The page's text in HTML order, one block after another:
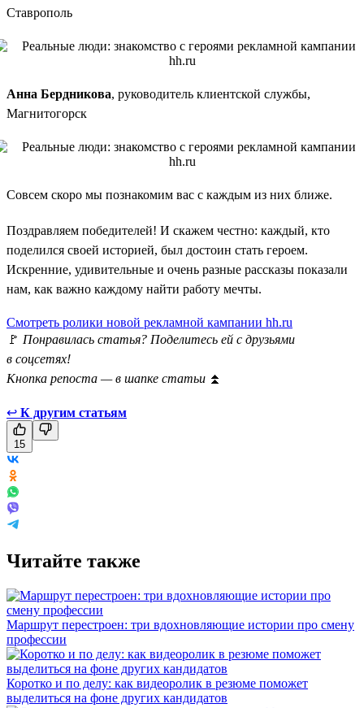
Ставрополь
Анна Бердникова, руководитель клиентской службы,
Магнитогорск
Совсем скоро мы познакомим вас с каждым из них ближе.
Поздравляем победителей! И скажем честно: каждый, кто
поделился своей историей, был достоин стать героем.
Искренние, удивительные и очень разные рассказы показали
нам, как важно каждому найти работу мечты.
Смотреть ролики новой рекламной кампании hh.ru
🚩 Понравилась статья? Поделитесь ей с друзьями
в соцсетях!
Кнопка репоста — в шапке статьи ⏫
↩ К другим статьям
15
Читайте также
Маршрут перестроен: три вдохновляющие истории про смену
профессии
Коротко и по делу: как видеоролик в резюме поможет
выделиться на фоне других кандидатов